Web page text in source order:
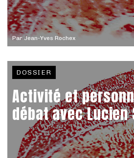
Par Jean-Yves Rochex
DOSSIER
Activité et
débat avec Lucien